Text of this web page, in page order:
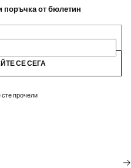
поръчка от бюлетин
СЕ СЕГА
сте прочели